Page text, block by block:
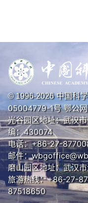
© 1996-2026中国科
05004779-1号鄂公
光谷园区地址：武汉
编：430074
电话：+86-27-
邮件：
磨山园区地址：武汉
旅游热线：+86-27-
87518650